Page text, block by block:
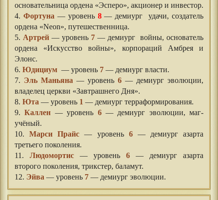
основательница ордена «Эсперо», акционер и инвестор.
4. Фортуна— уровень 8— демиург удачи, создатель
ордена «Neon», путешественница.
5. Артрей — уровень 7 — демиург войны, основатель
ордена «Искусство войны», корпораций Амбрея и
Элонс.
6. Юдициум — уровень 7 — демиург власти.
7. Эль Маньяна — уровень 6 — демиург эволюции,
владелец церкви «Завтрашнего Дня».
8. Юта — уровень 1 — демиург терраформирования.
9.Каллен — уровень 6— демиург эволюции, маг-
учёный.
10.Марси Прайс — уровень 6— демиург азарта
третьего поколения.
11. Людомортис — уровень 6 — демиург азарта
второго поколения, трикстер, баламут.
12. Эйва — уровень 7 — демиург эволюции.